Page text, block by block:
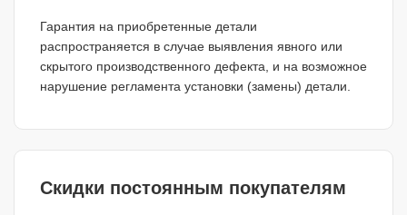
Гарантия на приобретенные детали
распространяется в случае выявления явного или
скрытого производственного дефекта, и на возможное
нарушение регламента установки (замены) детали.
Скидки постоянным покупателям